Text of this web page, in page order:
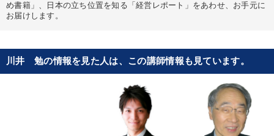
め書籍」、日本の立ち位置を知る「経営レポート」をあわせ、お手元に
お届けします。
川井 勉の情報を見た人は、この講師情報も見ています。